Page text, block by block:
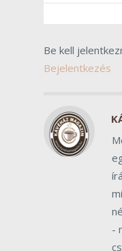
Be kell
Bejelentkezés
-